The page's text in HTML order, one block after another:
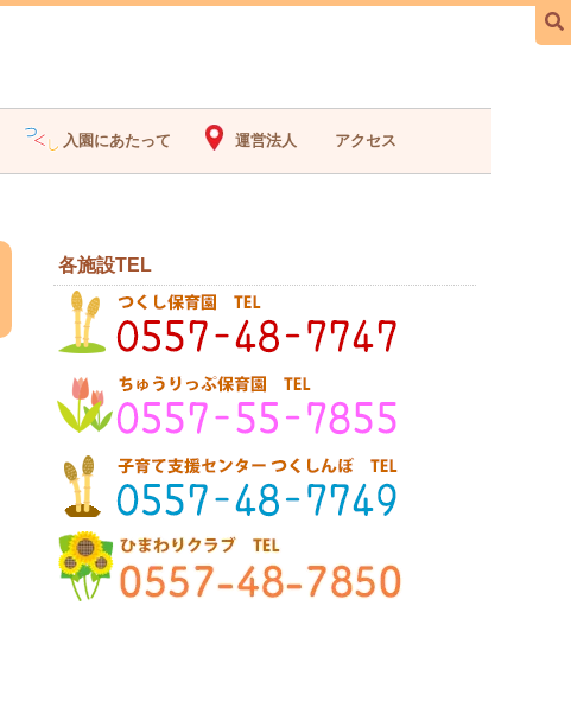
入園にあたって 運営法人 アクセス
各施設TEL